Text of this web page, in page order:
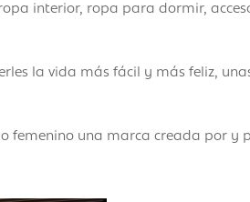
interior, ropa para dormir,
la vida más fácil y más feliz,
femenino una marca creada por y